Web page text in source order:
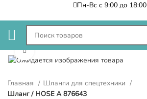
Пн-Вс с 9:00 до 18:00
Нажмите, чтобы увеличить
Главная
Шланги для спецтехники
Шланг / HOSE A 876643